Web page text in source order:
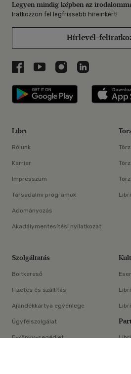
Legyen mindig képben az
Iratkozzon fel legfrissebb híreinkért!
Hírlevél-
Libri a Facebookon
Libri a Youtube-on
Libri azLibri a
Libri
Libri
Rólunk
Karrier
Impresszum
Társadalmi programok
Adományozás
Akadálymentesítési nyilatkozat
Szolgáltatás
Boltkereső
Fizetés és szállítás
Ajándékkártya egyenlege
Ügyfélszolgálat
E-könyv-segédlet